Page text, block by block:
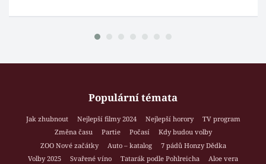
Populární témata
Jak zhubnout Nejlepší filmy 2024 Nejlepší horory
TV program
Změna času
Partie Počasí
Kdy budou volby
ZOO Nové začátky
Auto – katalog
7 pádů Honzy Dědka
Volby 2025
Svařené víno Tatarák podle Pohlreicha
Aloe vera